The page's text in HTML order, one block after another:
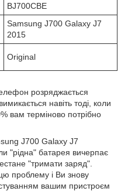
BJ700CBE
Samsung J700 Galaxy J7
2015
Original
розряджається
навіть тоді, коли
вам терміново потрібно
J700 Galaxy J7
"рідна" батарея вичерпає
"тримати заряд".
проблему і Ви знову
вашим пристроєм